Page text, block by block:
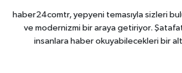
haber24comtr, yepyeni temasıyla sizleri
ve modernizmi bir araya getiriyor.
insanlara haber okuyabilecekleri bir